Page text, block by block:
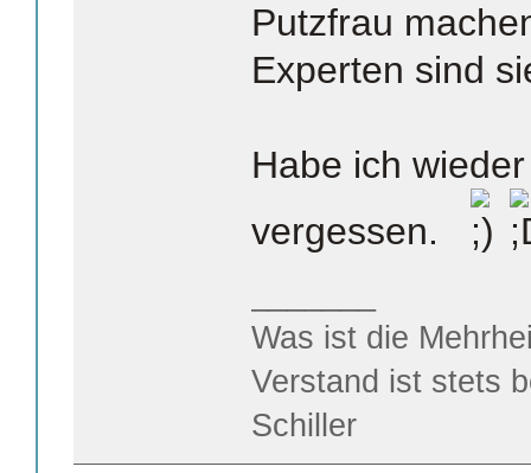
Putzfrau
Experten sind
Habe ich
vergessen.
Was ist die
Verstand ist stets
Schiller